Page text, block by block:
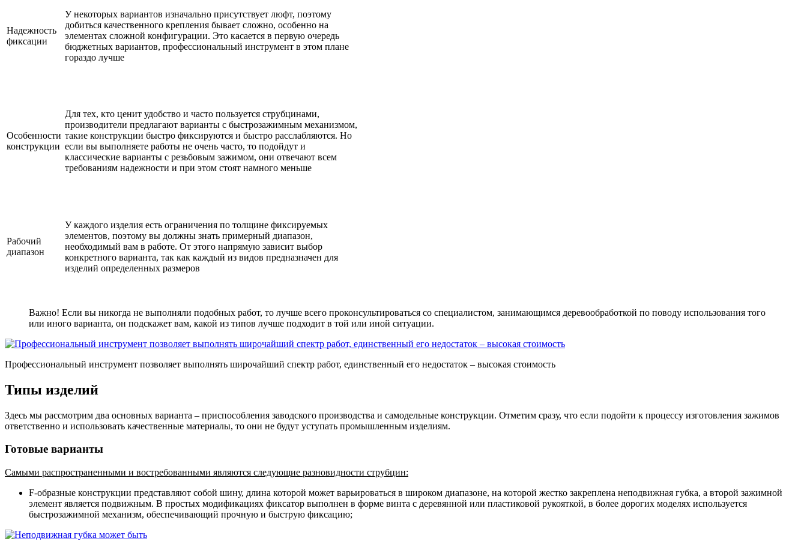
Надежность
фиксации
У некоторых вариантов изначально присутствует люфт, поэтому
добиться качественного крепления бывает сложно, особенно на
элементах сложной конфигурации. Это касается в первую очередь
бюджетных вариантов, профессиональный инструмент в этом плане
гораздо лучше
Особенности
конструкции
Для тех, кто ценит удобство и часто пользуется струбцинами,
производители предлагают варианты с быстрозажимным механизмом,
такие конструкции быстро фиксируются и быстро расслабляются. Но
если вы выполняете работы не очень часто, то подойдут и
классические варианты с резьбовым зажимом, они отвечают всем
требованиям надежности и при этом стоят намного меньше
Рабочий
диапазон
У каждого изделия есть ограничения по толщине фиксируемых
элементов, поэтому вы должны знать примерный диапазон,
необходимый вам в работе. От этого напрямую зависит выбор
конкретного варианта, так как каждый из видов предназначен для
изделий определенных размеров
Важно! Если вы никогда не выполняли подобных работ, то лучше всего проконсультироваться со специалистом, занимающимся деревообработкой по поводу использования того
или иного варианта, он подскажет вам, какой из типов лучше подходит в той или иной ситуации.
Профессиональный инструмент позволяет выполнять широчайший спектр работ, единственный его недостаток – высокая стоимость
Типы изделий
Здесь мы рассмотрим два основных варианта – приспособления заводского производства и самодельные конструкции. Отметим сразу, что если подойти к процессу изготовления зажимов
ответственно и использовать качественные материалы, то они не будут уступать промышленным изделиям.
Готовые варианты
Самыми распространенными и востребованными являются следующие разновидности струбцин:
F-образные конструкции представляют собой шину, длина которой может варьироваться в широком диапазоне, на которой жестко закреплена неподвижная губка, а второй зажимной
элемент является подвижным. В простых модификациях фиксатор выполнен в форме винта с деревянной или пластиковой рукояткой, в более дорогих моделях используется
быстрозажимной механизм, обеспечивающий прочную и быструю фиксацию;